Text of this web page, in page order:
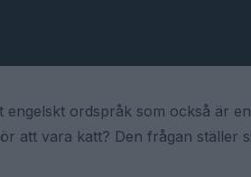
ordspråk som också är
att vara katt? Den frågan ställer